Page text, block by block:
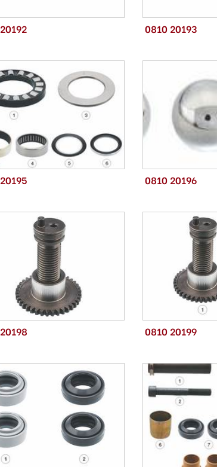
0810 20193
0810 20196
0810 20199